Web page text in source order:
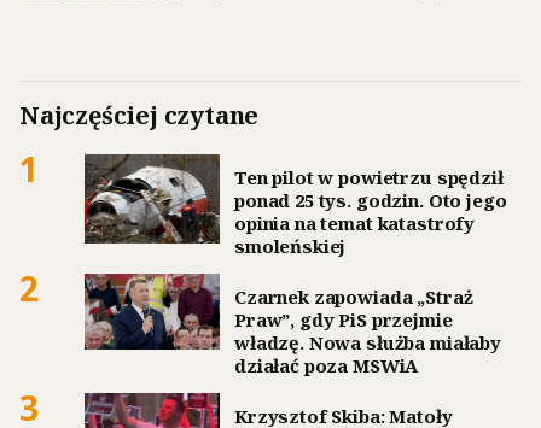
Najczęściej czytane
1
Ten pilot w powietrzu spędził
ponad 25 tys. godzin. Oto jego
opinia na temat katastrofy
smoleńskiej
2
Czarnek zapowiada „Straż
Praw”, gdy PiS przejmie
władzę. Nowa służba miałaby
działać poza MSWiA
3
Krzysztof Skiba: Matoły